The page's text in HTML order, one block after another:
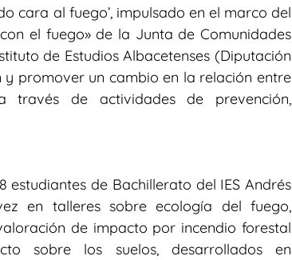
cara al fuego’, impulsado en el marco del
el fuego» de la Junta de Comunidades
de Estudios Albacetenses (Diputación
promover un cambio en la relación entre
través de actividades de prevención,
estudiantes de Bachillerato del IES Andrés
en talleres sobre ecología del fuego,
de impacto por incendio forestal
sobre los suelos, desarrollados en